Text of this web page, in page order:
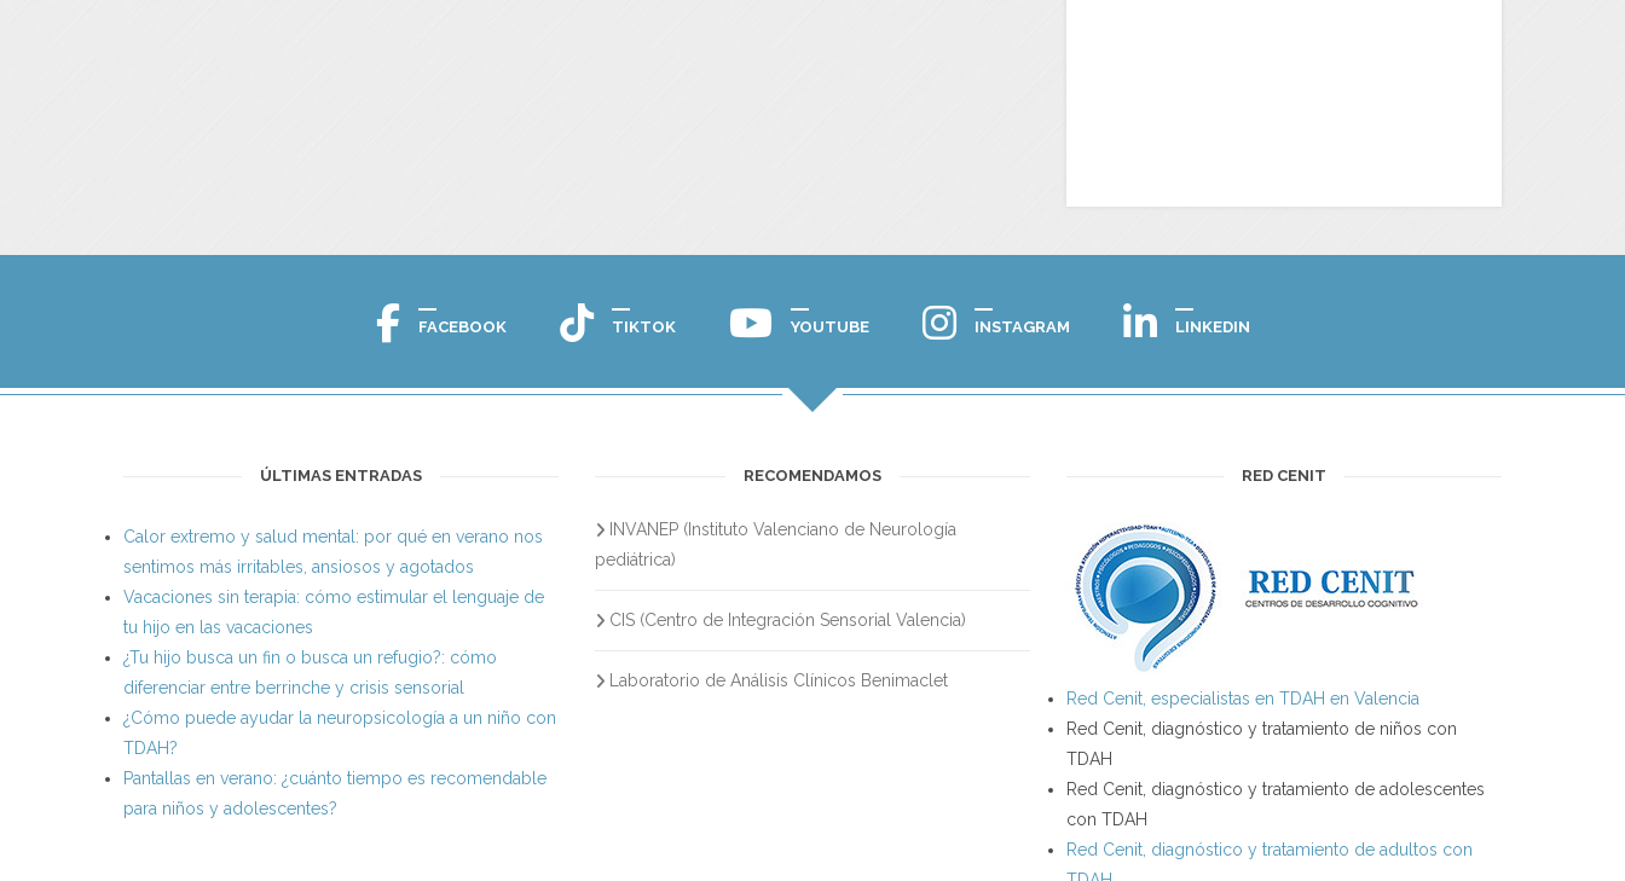
FACEBOOK TIKTOK YOUTUBE INSTAGRAM LINKEDIN
ÚLTIMAS ENTRADAS
Calor extremo y salud mental: por qué en verano nos
sentimos más irritables, ansiosos y agotados
Vacaciones sin terapia: cómo estimular el lenguaje de
tu hijo en las vacaciones
¿Tu hijo busca un fin o busca un refugio?: cómo
diferenciar entre berrinche y crisis sensorial
¿Cómo puede ayudar la neuropsicología a un niño con
TDAH?
Pantallas en verano: ¿cuánto tiempo es recomendable
para niños y adolescentes?
RECOMENDAMOS
INVANEP (Instituto Valenciano de Neurología
pediátrica)
CIS (Centro de Integración Sensorial Valencia)
Laboratorio de Análisis Clínicos Benimaclet
RED CENIT
Red Cenit, especialistas en TDAH en Valencia
Red Cenit, diagnóstico y tratamiento de niños con
TDAH
Red Cenit, diagnóstico y tratamiento de adolescentes
con TDAH
Red Cenit, diagnóstico y tratamiento de adultos con